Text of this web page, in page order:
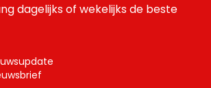
dagelijks of wekelijks de beste